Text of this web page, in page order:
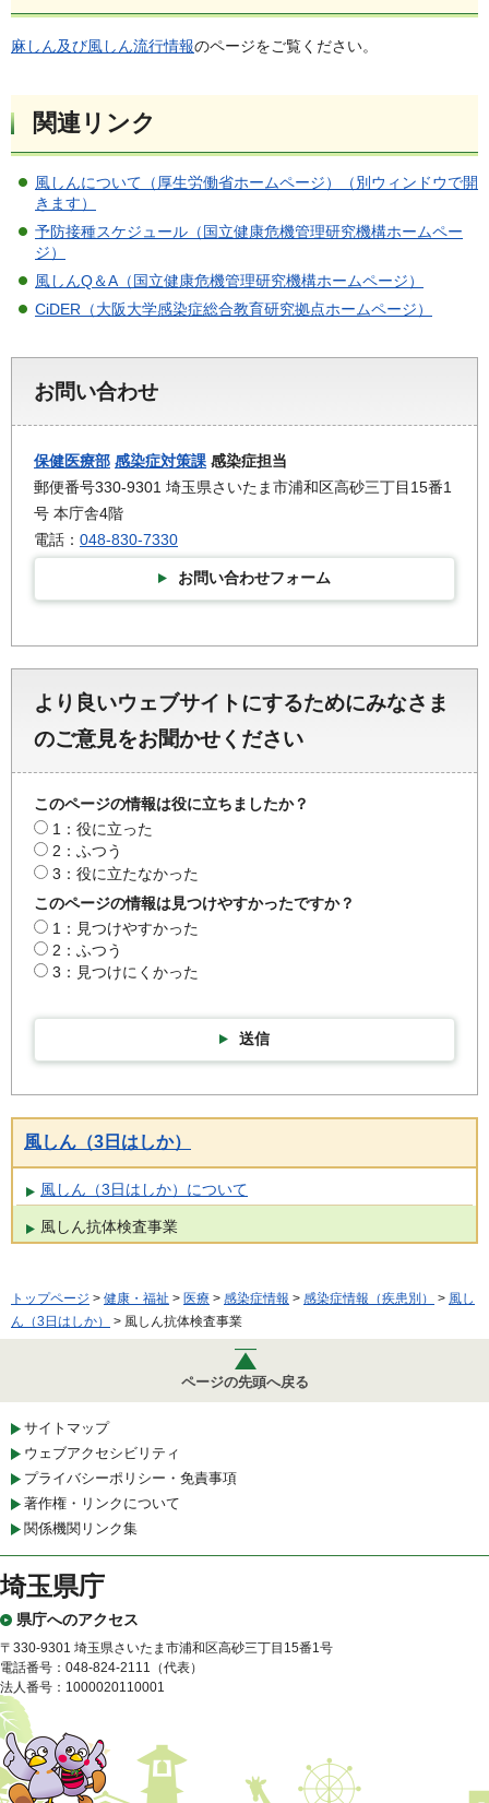
麻しん及び風しん流行情報のページをご覧ください。
関連リンク
風しんについて（厚生労働省ホームページ）（別ウィンドウで開
きます）
予防接種スケジュール（国立健康危機管理研究機構ホームペー
ジ）
風しんQ＆A（国立健康危機管理研究機構ホームページ）
CiDER（大阪大学感染症総合教育研究拠点ホームページ）
お問い合わせ
保健医療部 感染症対策課 感染症担当
郵便番号330-9301 埼玉県さいたま市浦和区高砂三丁目15番1
号 本庁舎4階
電話： 048-830-7330
お問い合わせフォーム
より良いウェブサイトにするためにみなさま
のご意見をお聞かせください
このページの情報は役に立ちましたか？
1：役に立った
2：ふつう
3：役に立たなかった
このページの情報は見つけやすかったですか？
1：見つけやすかった
2：ふつう
3：見つけにくかった
送信
風しん（3日はしか）
風しん（3日はしか）について
風しん抗体検査事業
トップページ > 健康・福祉 > 医療 > 感染症情報 > 感染症情報（疾患別） > 風し
ん（3日はしか）
> 風しん抗体検査事業
ページの先頭へ戻る
サイトマップ
ウェブアクセシビリティ
プライバシーポリシー・免責事項
著作権・リンクについて
関係機関リンク集
埼玉県庁
県庁へのアクセス
〒330-9301 埼玉県さいたま市浦和区高砂三丁目15番1号
電話番号：048-824-2111（代表）
法人番号：1000020110001